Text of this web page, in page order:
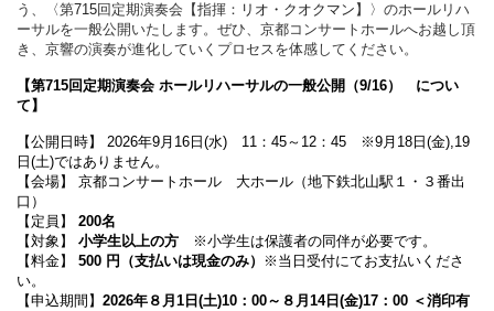
う、〈第715回定期演奏会【指揮： リオ・クオクマン 】〉のホールリハ
ーサルを一般公開いたします。 ぜひ、京都コンサートホールへお越し頂
き、 京響の演奏が進化していくプロセスを体感してください。
【第715回定期演奏会 ホールリハーサルの一般公開（9/16） につい
て】
【公開日時】 2026年9月16日(水) 11：45～12：45 ※9月18日(金),19
日(土)ではありません。
【会場】 京都コンサートホール 大ホール（地下鉄北山駅１・３番出
口）
【定員】 200名
【対象】 小学生以上の方
※小学生は保護者の同伴が必要です。
【料金】
500 円（支払いは現金のみ）
※当日受付にてお支払いくださ
い。
【申込期間】 2026年８月1日(土)10：00～８月14日(金)17：00 ＜消印有